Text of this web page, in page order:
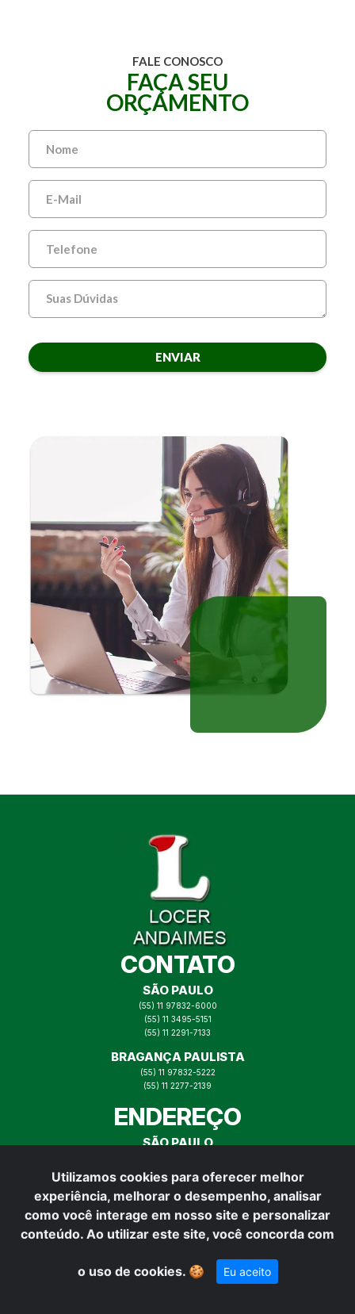
FALE CONOSCO
FAÇA SEU
ORÇAMENTO
ENVIAR
Utilizamos cookies para oferecer melhor
experiência, melhorar o desempenho, analisar
como você interage em nosso site e personalizar
conteúdo. Ao utilizar este site, você concorda com
o uso de cookies. 🍪 Eu aceito
CONTATO
SÃO PAULO
(55) 11 97832-6000
(55) 11 3495-5151
(55) 11 2291-7133
BRAGANÇA PAULISTA
(55) 11 97832-5222
(55) 11 2277-2139
ENDEREÇO
SÃO PAULO
BRAGANÇA PAULISTA
RUA PADRE VITOR N° 165,
REDES SOCIAIS